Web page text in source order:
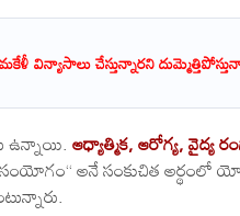
చేస్తున్నారని
ఉన్నాయి.ఆధ్యాత్మిక, ఆరోగ్య, వైద్య
‘‘సంయోగం‘‘ అనే సంకుచిత